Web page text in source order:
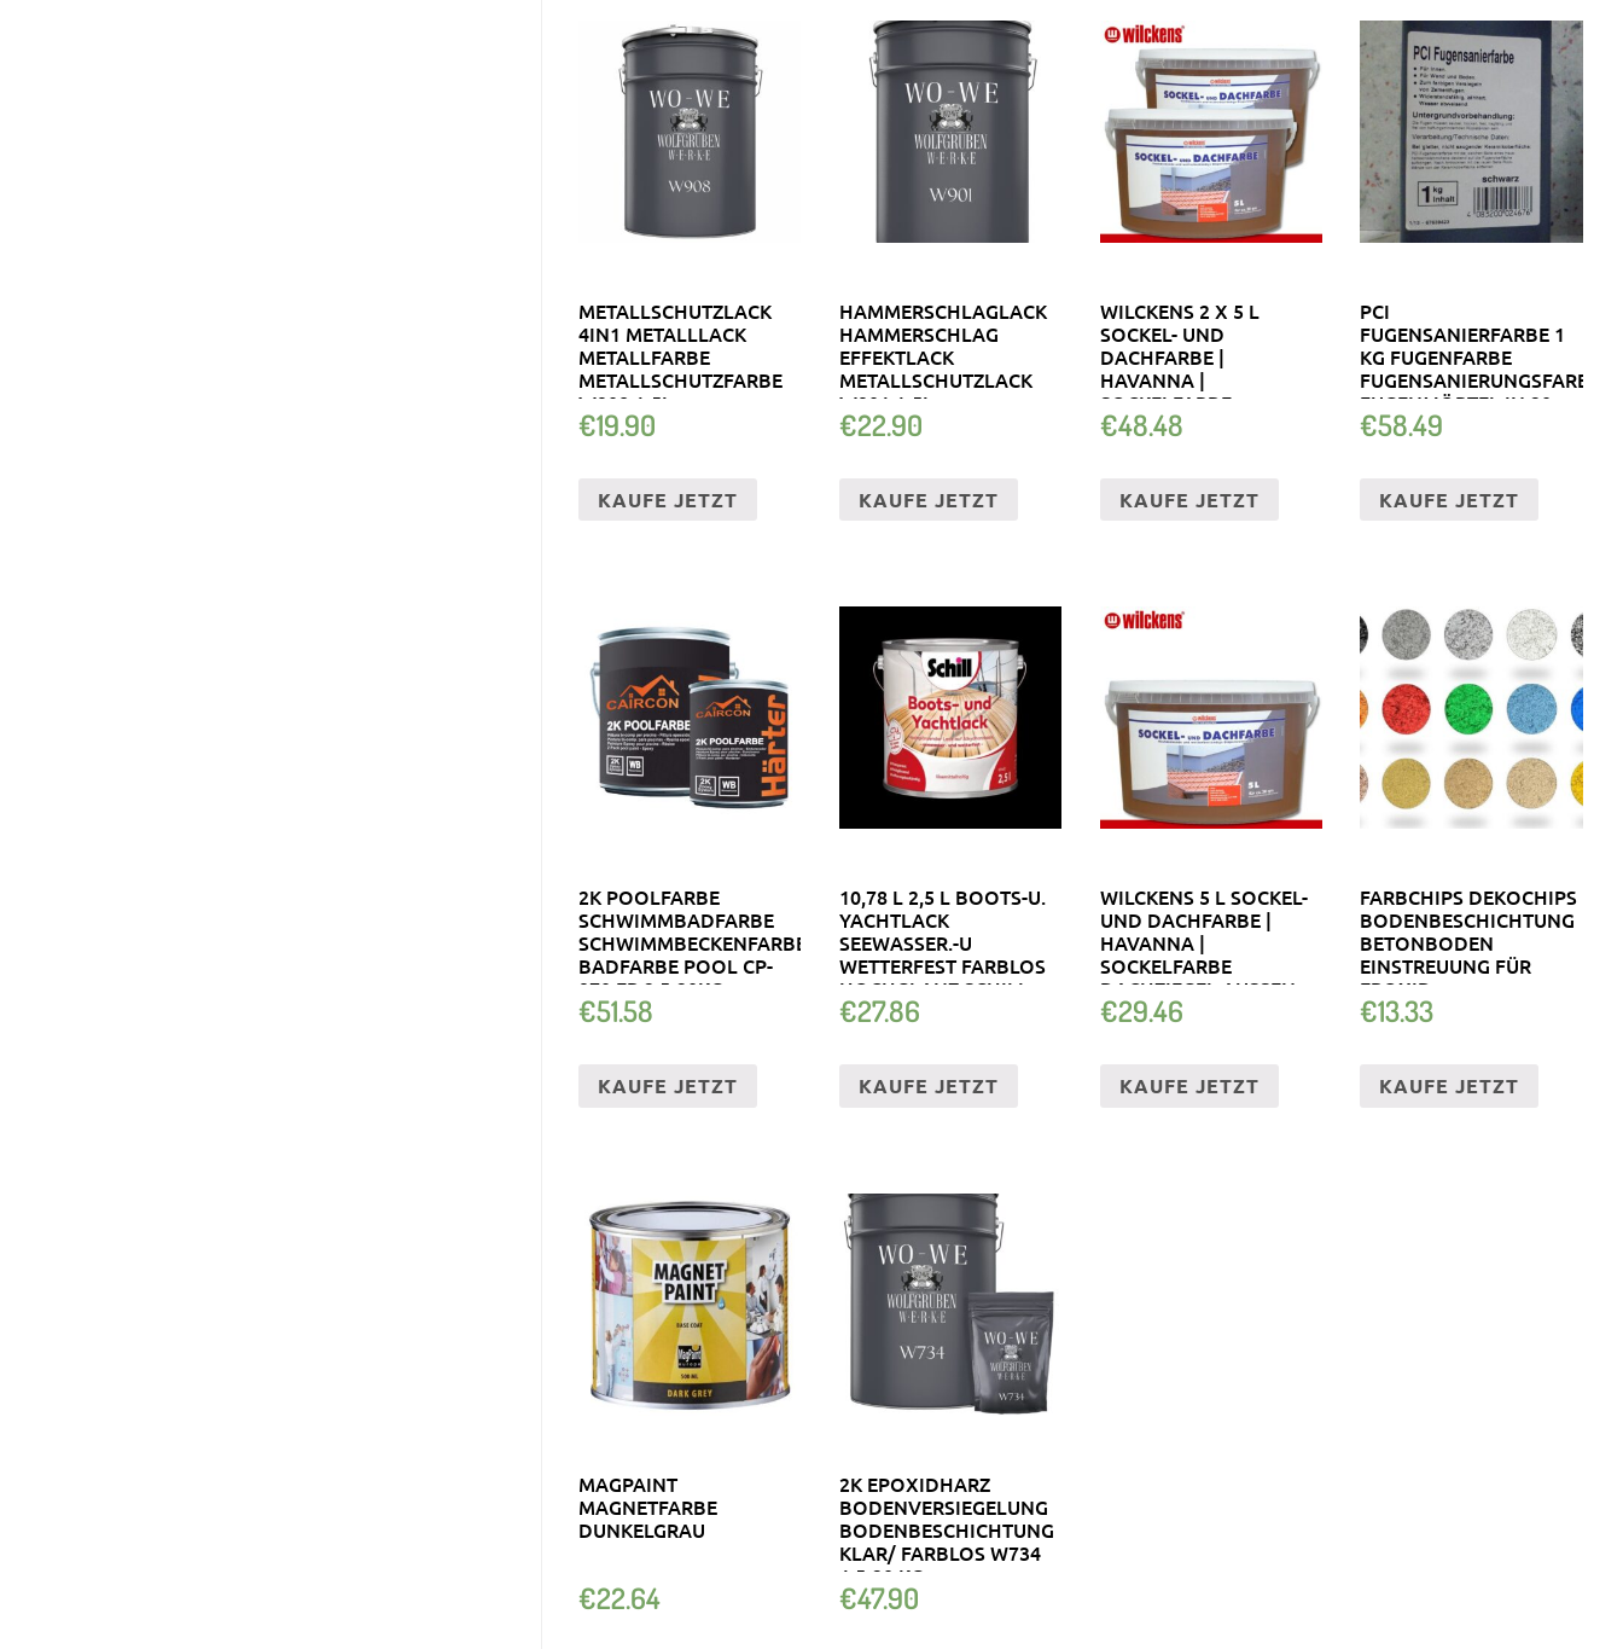
METALLSCHUTZLACK
4IN1 METALLLACK
METALLFARBE
METALLSCHUTZFARBE
W908 1-5L
€19.90
KAUFE JETZT
HAMMERSCHLAGLACK
HAMMERSCHLAG
EFFEKTLACK
METALLSCHUTZLACK
W901 1-5L
€22.90
KAUFE JETZT
WILCKENS 2 X 5 L
SOCKEL- UND
DACHFARBE |
HAVANNA |
SOCKELFARBE
DACHZIEGEL AUSSEN
€48.48
KAUFE JETZT
PCI
FUGENSANIERFARBE 1
KG FUGENFARBE
FUGENSANIERUNGSFARBE
FUGENMÖRTEL IN 20
FARBEN
€58.49
KAUFE JETZT
2K POOLFARBE
SCHWIMMBADFARBE
SCHWIMMBECKENFARBE
BADFARBE POOL CP-
970 EP 2.5-20KG
€51.58
KAUFE JETZT
10,78 L 2,5 L BOOTS-U.
YACHTLACK
SEEWASSER.-U
WETTERFEST FARBLOS
HOCHGLANZ SCHILL
€27.86
KAUFE JETZT
WILCKENS 5 L SOCKEL-
UND DACHFARBE |
HAVANNA |
SOCKELFARBE
DACHZIEGEL AUSSEN
€29.46
KAUFE JETZT
FARBCHIPS DEKOCHIPS
BODENBESCHICHTUNG
BETONBODEN
EINSTREUUNG FÜR
EPOXID
€13.33
KAUFE JETZT
MAGPAINT
MAGNETFARBE
DUNKELGRAU
€22.64
2K EPOXIDHARZ
BODENVERSIEGELUNG
BODENBESCHICHTUNG
KLAR/ FARBLOS W734
1,5-20 KG
€47.90